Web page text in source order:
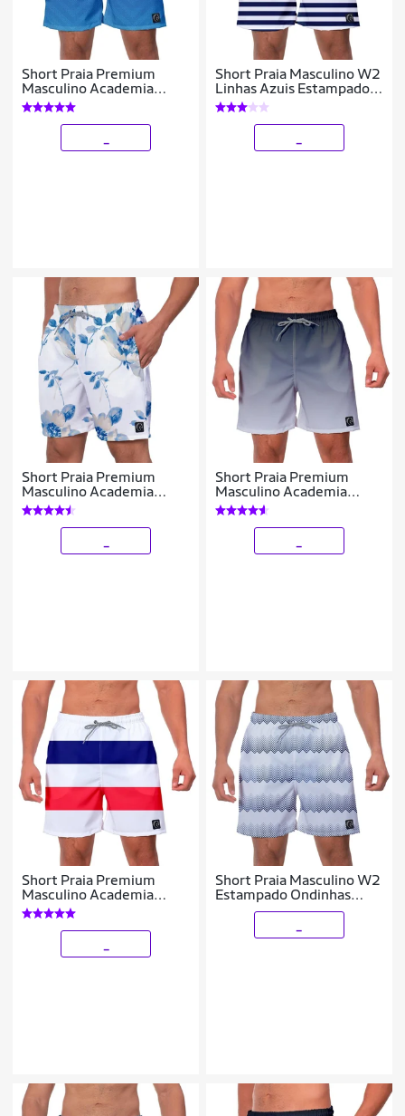
Short Praia Premium
Masculino Academia
Fitness Caminhada
Degrade
Short Praia Masculino W2
Linhas Azuis Estampado
Academia Caminhada
Corrida Qualidade
Conforto
Short Praia Premium
Masculino Academia
Fitness Caminhada Flores
Azuis
Short Praia Premium
Masculino Academia
Fitness Caminhada
Degradê Branco
Short Praia Premium
Masculino Academia
Fitness Caminhada
Listrado Azul Vermelho
Short Praia Masculino W2
Estampado Ondinhas
Academia Caminhada